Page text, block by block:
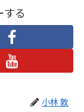
る
小林 敦